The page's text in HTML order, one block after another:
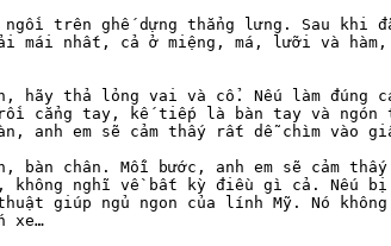
trên ghế dựng thẳng lưng. Sau khi
nhất, cả ở miệng, má, lưỡi và hàm,
thả lỏng vai và cổ. Nếu làm đúng
cẳng tay, kế tiếp là bàn tay và ngón
em sẽ cảm thấy rất dễ chìm vào
chân. Mỗi bước, anh em sẽ cảm
nghĩ về bất kỳ điều gì cả. Nếu bị
giúp ngủ ngon của lính Mỹ. Nó không
xe…